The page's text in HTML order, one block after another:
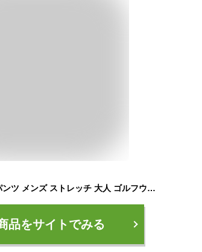
【送料無料】ゴルフパンツ メンズ ストレッチ 大人 ゴルフウェア ジャージパンツ スウェットパンツ スエットパンツ 細身 スリム おしゃれ ゴルフ用品 ゴルフ スポーツ 父の日 プレゼント ギフト ブラック ホワイト S M L XL 春 秋 冬 20代 30代 40代 男 男性 ファッション
品をサイトでみる